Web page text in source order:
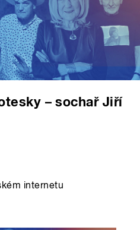
– sochař Jiří
internetu